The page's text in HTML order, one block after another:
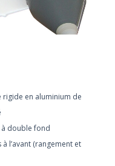
en aluminium de
à double fond
l’avant (rangement et